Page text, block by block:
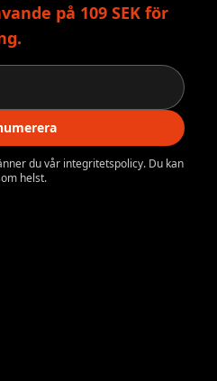
på 109 SEK för
du vår integritetspolicy. Du kan
helst.